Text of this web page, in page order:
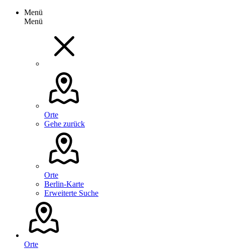
Menü
Menü
Orte
Gehe zurück
Orte
Berlin-Karte
Erweiterte Suche
Orte